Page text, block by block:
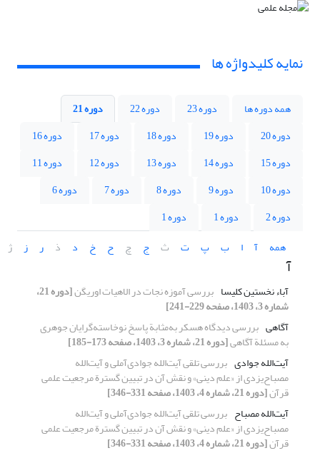
نمایه کلیدواژه ها
همه دوره ها دوره 23 دوره 22
دوره 21
دوره 20
دوره 19 دوره 18 دوره 17
دوره 16
دوره 15
دوره 14 دوره 13 دوره 12
دوره 11
دوره 10
دوره 9 دوره 8 دوره 7
دوره 6
دوره 2
دوره 1
دوره 1
همه
آ ا ب پ ت ث ج چ ح خ د ذ ر ز ژ
آ
آباء نخستین کلیسا بررسی آموزه نجات در الاهیات اوریگن [دوره 21،
شماره 3، 1403، صفحه 229-241]
آگاهی بررسی دیدگاه هسکر به‌مثابة پاسخ نوخاسته‌گرایان جوهری
به مسئلة آگاهی[دوره 21، شماره 3، 1403، صفحه 173-185]
آیت‌الله جوادی بررسی تلقی آیت‌الله جوادی‌آملی و آیت‌الله
مصباح‌یزدی از «علم دینی» و نقش آن در تبیین گسترة مرجعیت علمی
قرآن[دوره 21، شماره 4، 1403، صفحه 331-346]
آیت‌الله مصباح بررسی تلقی آیت‌الله جوادی‌آملی و آیت‌الله
مصباح‌یزدی از «علم دینی» و نقش آن در تبیین گسترة مرجعیت علمی
قرآن[دوره 21، شماره 4، 1403، صفحه 331-346]